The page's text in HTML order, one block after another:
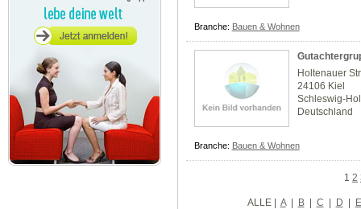
Branche: Bauen & Wohnen
Holtenauer
24106 Kiel
Schleswig-
Deutschland
Branche: Bauen & Wohnen
1 2
ALLE| A | B | C | D | E